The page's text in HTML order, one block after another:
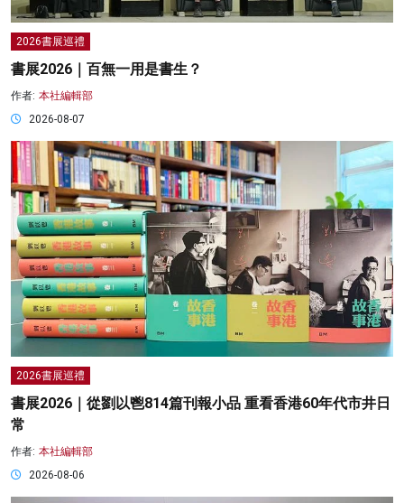
2026書展巡禮
書展2026｜百無一用是書生？
作者: 本社編輯部
2026-08-07
2026書展巡禮
書展2026｜從劉以鬯814篇刊報小品 重看香港60年代市井日
常
作者: 本社編輯部
2026-08-06